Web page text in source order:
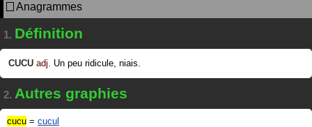
Anagrammes
1. Définition
CUCU adj. Un peu ridicule, niais.
2. Autres graphies
cucu = cucul